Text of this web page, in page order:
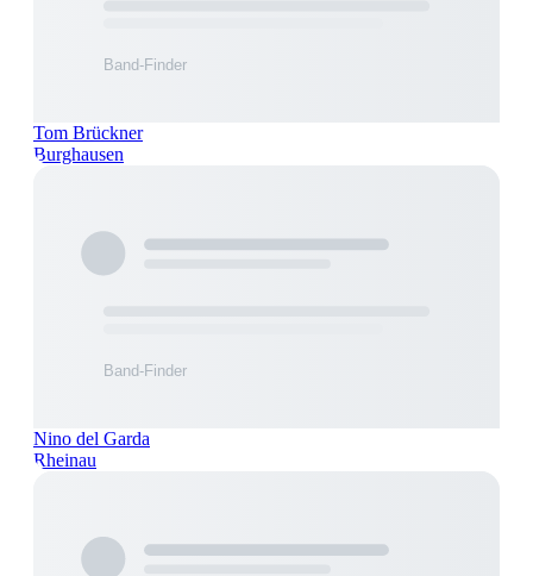
Tom Brückner
Burghausen
Nino del Garda
Rheinau